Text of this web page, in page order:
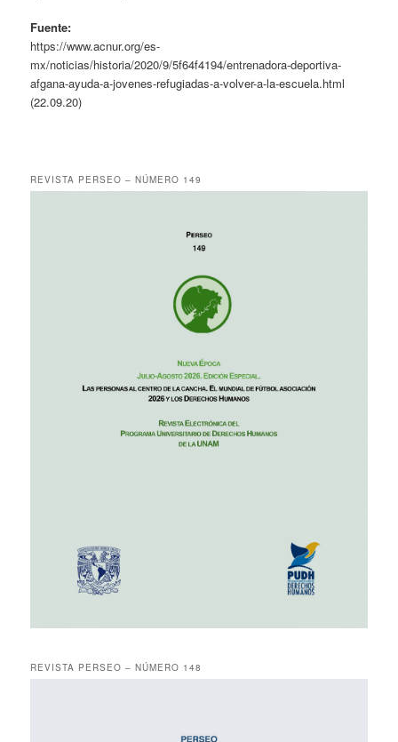
Fuente:
https://www.acnur.org/es-
mx/noticias/historia/2020/9/5f64f4194/entrenadora-deportiva-
afgana-ayuda-a-jovenes-refugiadas-a-volver-a-la-escuela.html
(22.09.20)
REVISTA PERSEO – NÚMERO 149
REVISTA PERSEO – NÚMERO 148